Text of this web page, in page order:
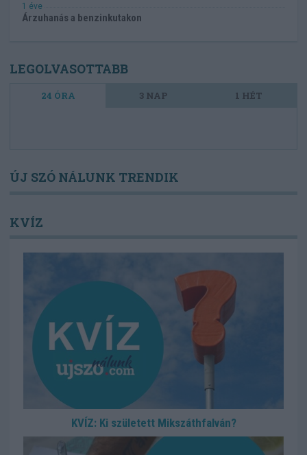
1 éve
Árzuhanás a benzinkutakon
LEGOLVASOTTABB
24 ÓRA 3 NAP 1 HÉT
ÚJ SZÓ NÁLUNK TRENDIK
KVÍZ
KVÍZ: Ki született Mikszáthfalván?